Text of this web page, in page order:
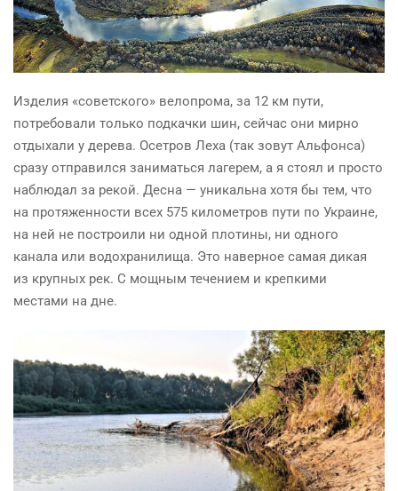
Изделия «советского» велопрома, за 12 км пути,
потребовали только подкачки шин, сейчас они мирно
отдыхали у дерева. Осетров Леха (так зовут Альфонса)
сразу отправился заниматься лагерем, а я стоял и просто
наблюдал за рекой. Десна — уникальна хотя бы тем, что
на протяженности всех 575 километров пути по Украине,
на ней не построили ни одной плотины, ни одного
канала или водохранилища. Это наверное самая дикая
из крупных рек. С мощным течением и крепкими
местами на дне.